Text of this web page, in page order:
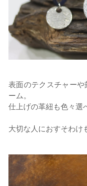
表面のテクスチャー
ーム。
仕上げの革紐も色々選
大切な人におすそわけ